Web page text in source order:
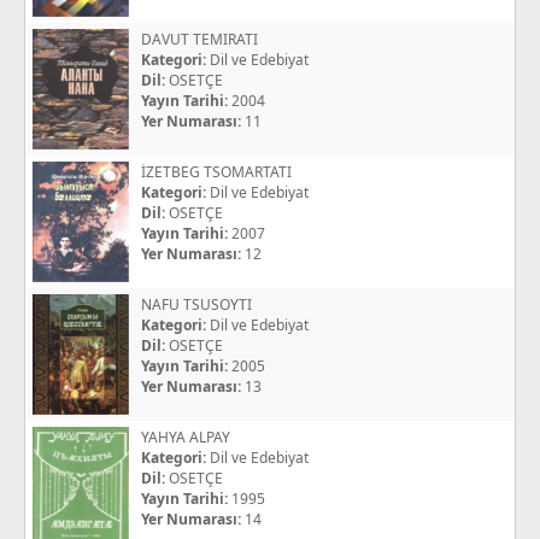
DAVUT TEMIRATI
Kategori: Dil ve Edebiyat
Dil:OSETÇE
Yayın Tarihi:2004
Yer Numarası: 11
İZETBEG TSOMARTATI
Kategori: Dil ve Edebiyat
Dil:OSETÇE
Yayın Tarihi:2007
Yer Numarası: 12
NAFU TSUSOYTI
Kategori: Dil ve Edebiyat
Dil:OSETÇE
Yayın Tarihi:2005
Yer Numarası: 13
YAHYA ALPAY
Kategori: Dil ve Edebiyat
Dil:OSETÇE
Yayın Tarihi: 1995
Yer Numarası: 14